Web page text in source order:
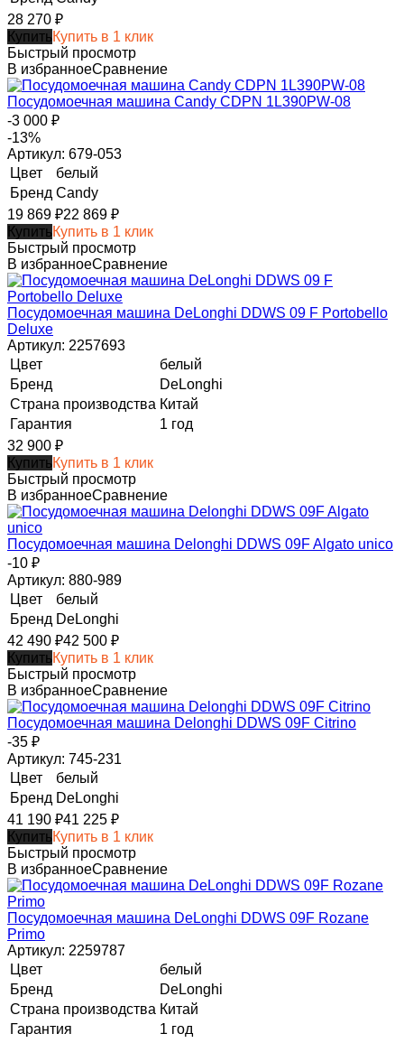
28 270 ₽
КупитьКупить в 1 клик
Быстрый просмотр
В избранноеСравнение
Посудомоечная машина Candy CDPN 1L390PW-08
-3 000 ₽
-13%
Артикул: 679-053
Цвет
белый
Бренд Candy
19 869 ₽22 869 ₽
КупитьКупить в 1 клик
Быстрый просмотр
В избранноеСравнение
Посудомоечная машина DeLonghi DDWS 09 F Portobello
Deluxe
Артикул: 2257693
Цвет
белый
Бренд
DeLonghi
Страна производства Китай
Гарантия
1 год
32 900 ₽
КупитьКупить в 1 клик
Быстрый просмотр
В избранноеСравнение
Посудомоечная машина Delonghi DDWS 09F Algato unico
-10 ₽
Артикул: 880-989
Цвет
белый
Бренд DeLonghi
42 490 ₽42 500 ₽
КупитьКупить в 1 клик
Быстрый просмотр
В избранноеСравнение
Посудомоечная машина Delonghi DDWS 09F Citrino
-35 ₽
Артикул: 745-231
Цвет
белый
Бренд DeLonghi
41 190 ₽41 225 ₽
КупитьКупить в 1 клик
Быстрый просмотр
В избранноеСравнение
Посудомоечная машина DeLonghi DDWS 09F Rozane
Primo
Артикул: 2259787
Цвет
белый
Бренд
DeLonghi
Страна производства Китай
Гарантия
1 год